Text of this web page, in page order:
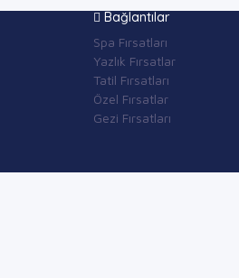
Bağlantılar
Spa Fırsatları
Yazlık Fırsatlar
Tatil Fırsatları
Özel Fırsatlar
Gezi Fırsatları